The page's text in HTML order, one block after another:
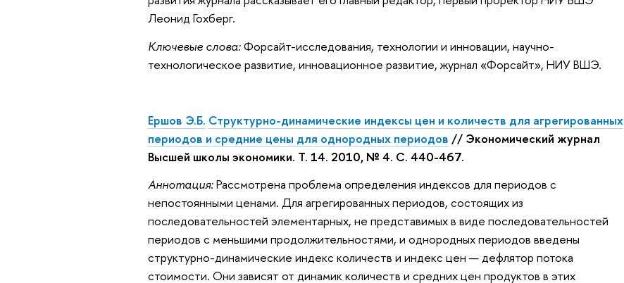
Леонид Гохберг.
Ключевые слова:Форсайт-исследования, технологии и инновации, научно-
технологическое развитие, инновационное развитие, журнал «Форсайт», НИУ ВШЭ.
Ершов Э.Б. Структурно-динамические индексы цен и количеств для агрегированных
периодов и средние цены для однородных периодов // Экономический журнал
Высшей школы экономики. Т. 14. 2010, № 4. С. 440-467.
Аннотация:Рассмотрена проблема определения индексов для периодов с
непостоянными ценами. Для агрегированных периодов, состоящих из
последовательностей элементарных, не представимых в виде последовательностей
периодов с меньшими продолжительностями, и однородных периодов введены
структурно-динамические индекс количеств и индекс цен — дефлятор потока
стоимости. Они зависят от динамик количеств и средних цен продуктов в этих